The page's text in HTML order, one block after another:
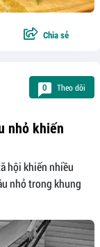
Chia sẻ
0 Theo dõi
nhỏ khiến
hội khiến nhiều
nhỏ trong khung